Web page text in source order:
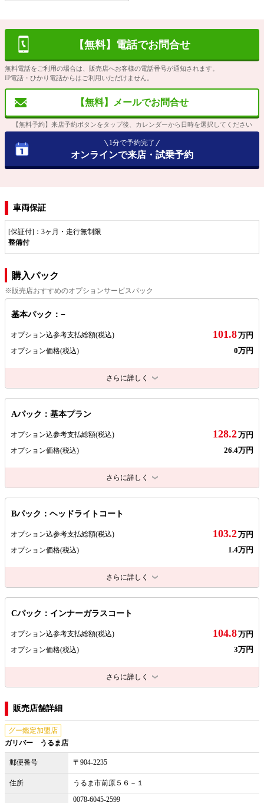
【無料】電話でお問合せ
無料電話をご利用の場合は、販売店へお客様の電話番号が通知されます。
IP電話・ひかり電話からはご利用いただけません。
【無料】メールでお問合せ
【無料予約】来店予約ボタンをタップ後、カレンダーから日時を選択してください
1分で予約完了
オンラインで来店・試乗予約
車両保証
[保証付]：3ヶ月・走行無制限
整備付
購入パック
※販売店おすすめのオプションサービスパック
基本パック：−
オプション込参考支払総額(税込) 101.8万円
オプション価格(税込) 0万円
さらに詳しく
Aパック：基本プラン
オプション込参考支払総額(税込) 128.2万円
オプション価格(税込) 26.4万円
さらに詳しく
Bパック：ヘッドライトコート
オプション込参考支払総額(税込) 103.2万円
オプション価格(税込) 1.4万円
さらに詳しく
Cパック：インナーガラスコート
オプション込参考支払総額(税込) 104.8万円
オプション価格(税込) 3万円
さらに詳しく
販売店舗詳細
グー鑑定加盟店
ガリバー うるま店
郵便番号 〒904-2235
住所
うるま市前原５６－１
0078-6045-2599